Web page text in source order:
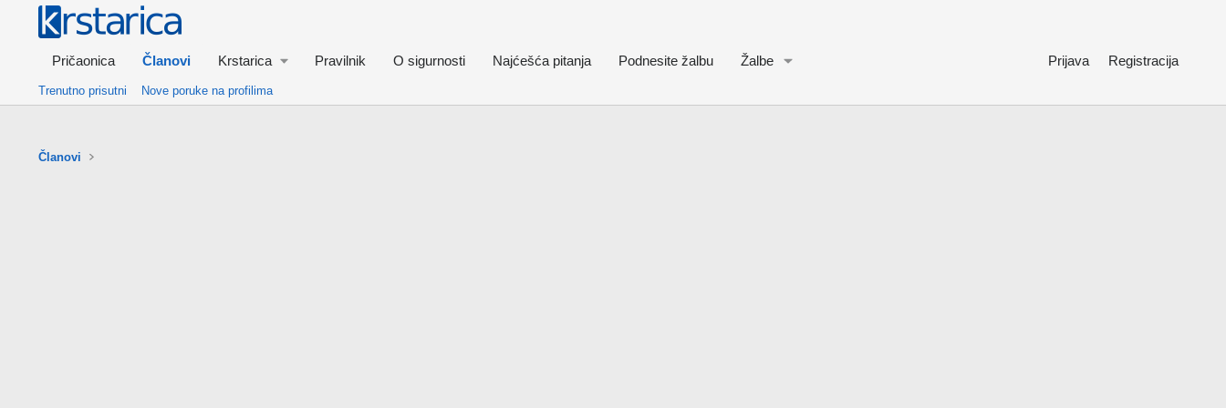
Pričaonica Članovi Krstarica Pravilnik O sigurnosti Najćešća pitanja Podnesite žalbu Žalbe Prijava Registracija
Trenutno prisutni Nove poruke na profilima
Članovi